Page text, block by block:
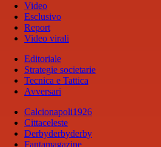
Video
Esclusivo
Report
Video virali
Editoriale
Strategie societarie
Tecnica e Tattica
Avversari
Calcionapoli1926
Cittaceleste
Derbyderbyderby
Fantamagazine